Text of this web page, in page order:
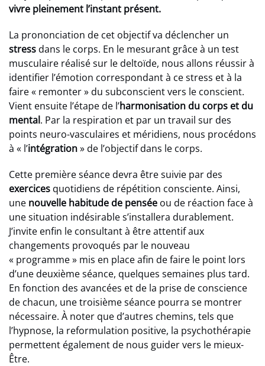
vivre pleinement l’instant présent.
La prononciation de cet objectif va déclencher un
stressdans le corps. En le mesurant grâce à un test
musculaire réalisé sur le deltoïde, nous allons réussir à
identifier l’émotion correspondant à ce stress et à la
faire « remonter » du subconscient vers le conscient.
Vient ensuite l’étape de l’harmonisation du corps et du
mental. Par la respiration et par un travail sur des
points neuro-vasculaires et méridiens, nous procédons
à « l’intégration» de l’objectif dans le corps.
Cette première séance devra être suivie par des
exercices quotidiens de répétition consciente. Ainsi,
une nouvelle habitude de pensée ou de réaction face à
une situation indésirable s’installera durablement.
J’invite enfin le consultant à être attentif aux
changements provoqués par le nouveau
« programme » mis en place afin de faire le point lors
d’une deuxième séance, quelques semaines plus tard.
En fonction des avancées et de la prise de conscience
de chacun, une troisième séance pourra se montrer
nécessaire. À noter que d’autres chemins, tels que
l’hypnose, la reformulation positive, la psychothérapie
permettent également de nous guider vers le mieux-
Être.